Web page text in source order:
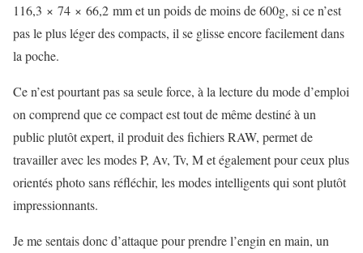
116,3 × 74 × 66,2 mm et un poids de moins de 600g, si ce n’est
pas le plus léger des compacts, il se glisse encore facilement dans
la poche.
Ce n’est pourtant pas sa seule force, à la lecture du mode d’emploi
on comprend que ce compact est tout de même destiné à un
public plutôt expert, il produit des fichiers RAW, permet de
travailler avec les modes P, Av, Tv, M et également pour ceux plus
orientés photo sans réfléchir, les modes intelligents qui sont plutôt
impressionnants.
Je me sentais donc d’attaque pour prendre l’engin en main, un